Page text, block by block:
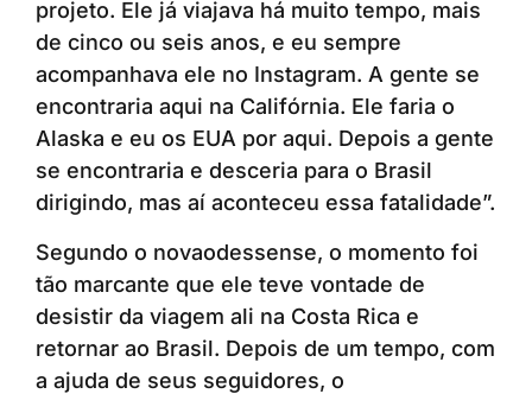
projeto. Ele já viajava há muito tempo, mais
de cinco ou seis anos, e eu sempre
acompanhava ele no Instagram. A gente se
encontraria aqui na Califórnia. Ele faria o
Alaska e eu os EUA por aqui. Depois a gente
se encontraria e desceria para o Brasil
dirigindo, mas aí aconteceu essa fatalidade”.
Segundo o novaodessense, o momento foi
tão marcante que ele teve vontade de
desistir da viagem ali na Costa Rica e
retornar ao Brasil. Depois de um tempo, com
a ajuda de seus seguidores, o